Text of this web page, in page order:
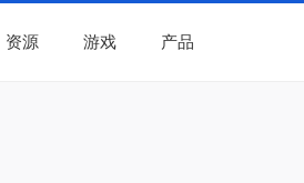
资源 游戏 产品